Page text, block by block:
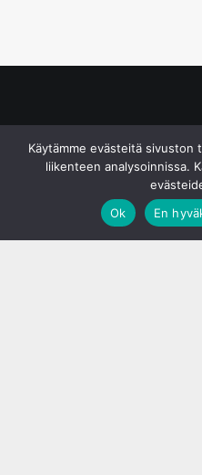
Käytämme evästeitä sivuston
liikenteen analysoinnissa.
Ok
En